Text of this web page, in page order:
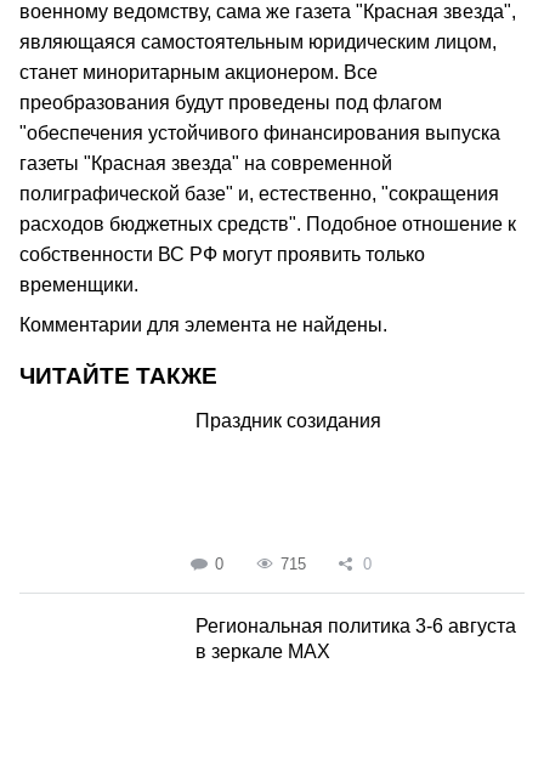
военному ведомству, сама же газета "Красная звезда",
являющаяся самостоятельным юридическим лицом,
станет миноритарным акционером. Все
преобразования будут проведены под флагом
"обеспечения устойчивого финансирования выпуска
газеты "Красная звезда" на современной
полиграфической базе" и, естественно, "сокращения
расходов бюджетных средств". Подобное отношение к
собственности ВС РФ могут проявить только
временщики.
Комментарии для элемента не найдены.
ЧИТАЙТЕ ТАКЖЕ
Праздник созидания
0 715 0
Региональная политика 3-6 августа
в зеркале MAX